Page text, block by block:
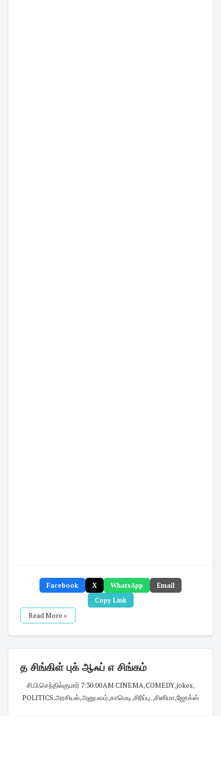
Facebook X WhatsApp
Email
Copy Link
Read More »
த சிங்கிள் புக் ஆஃப் எ சிங்கம்
சி.பி.செந்தில்குமார்· 7:30:00 AM CINEMA,COMEDY,jokes,
POLITICS,அரசியல்,அனுபவம்,காமெடி,சிரிப்பு .,சினிமா,ஜோக்ஸ்